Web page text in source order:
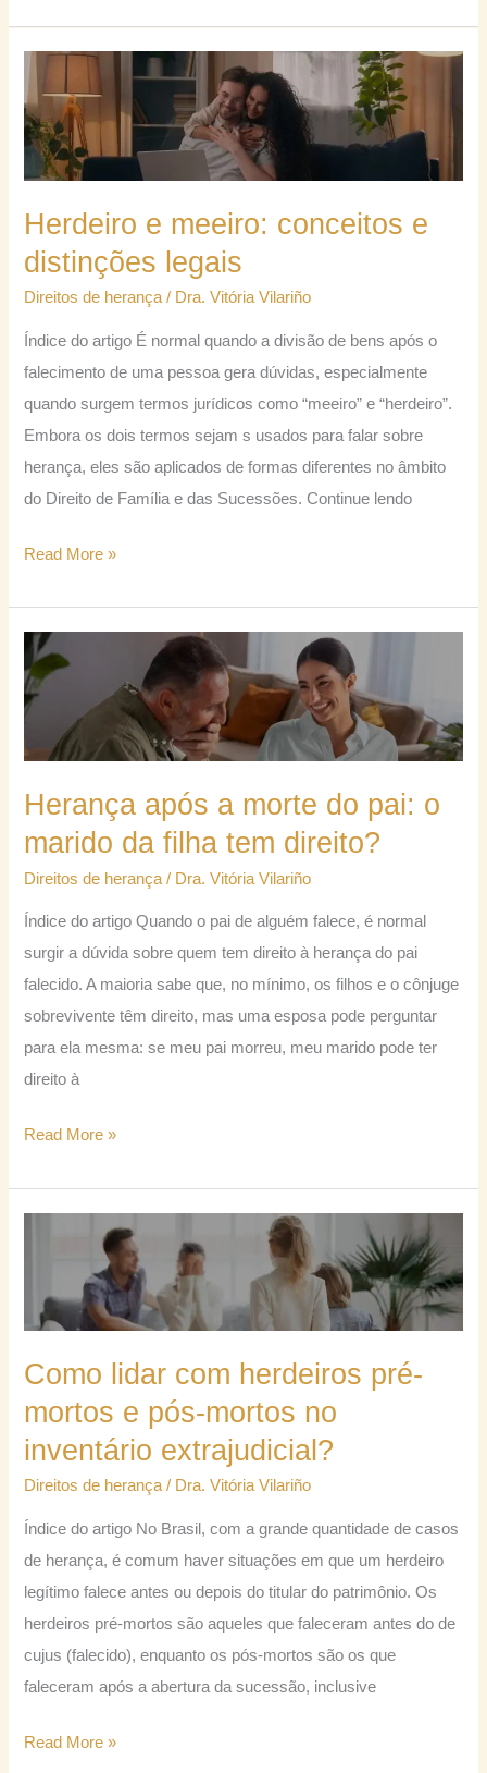
Herdeiro e meeiro: conceitos e
distinções legais
Direitos de herança/ Dra. Vitória Vilariño
Índice do artigo É normal quando a divisão de bens após o
falecimento de uma pessoa gera dúvidas, especialmente
quando surgem termos jurídicos como “meeiro” e “herdeiro”.
Embora os dois termos sejam s usados para falar sobre
herança, eles são aplicados de formas diferentes no âmbito
do Direito de Família e das Sucessões. Continue lendo
Herdeiro
e
meeiro:
conceitos
distinções
legais
Read More »
Herança após a morte do pai: o
marido da filha tem direito?
Direitos de herança / Dra. Vitória Vilariño
Índice do artigo Quando o pai de alguém falece, é normal
surgir a dúvida sobre quem tem direito à herança do pai
falecido. A maioria sabe que, no mínimo, os filhos e o cônjuge
sobrevivente têm direito, mas uma esposa pode perguntar
para ela mesma: se meu pai morreu, meu marido pode ter
direito à
Herança
após
a
morte
pai:
o
filha
tem
direito?
Read More »
Como lidar com herdeiros pré-
mortos e pós-mortos no
inventário extrajudicial?
Direitos de herança / Dra. Vitória Vilariño
Índice do artigo No Brasil, com a grande quantidade de casos
de herança, é comum haver situações em que um herdeiro
legítimo falece antes ou depois do titular do patrimônio. Os
herdeiros pré-mortos são aqueles que faleceram antes do de
cujus (falecido), enquanto os pós-mortos são os que
faleceram após a abertura da sucessão, inclusive
herdeiros
mortos
e
pós-
mortos
extrajudicial?
Read More »